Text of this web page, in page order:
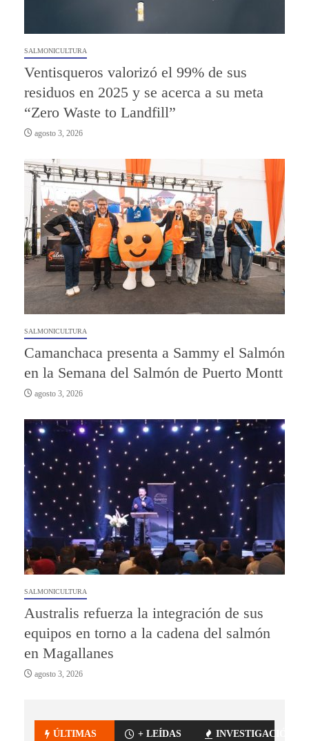
SALMONICULTURA
Ventisqueros valorizó el 99% de sus
residuos en 2025 y se acerca a su meta
“Zero Waste to Landfill”
agosto 3, 2026
SALMONICULTURA
Camanchaca presenta a Sammy el Salmón
en la Semana del Salmón de Puerto Montt
agosto 3, 2026
SALMONICULTURA
Australis refuerza la integración de sus
equipos en torno a la cadena del salmón
en Magallanes
agosto 3, 2026
ÚLTIMAS + LEÍDAS INVESTIGACIÓN